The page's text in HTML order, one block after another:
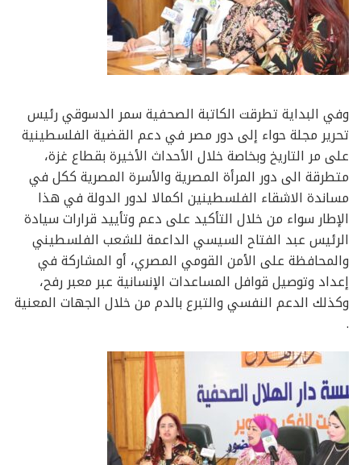
وفي البداية تطرقت الكاتبة الصحفية سمر الدسوقي رئيس
تحرير مجلة حواء إلى دور مصر في دعم القضية الفلسطينية
على مر التاريخ وبخاصة خلال الأحداث الأخيرة بقطاع غزة،
متطرقة الى دور المرأة المصرية والأسرة المصرية ككل في
مساندة الاشقاء الفلسطينين اكمالا لدور الدولة في هذا
الإطار سواء من خلال التأكيد على دعم وتأييد قرارات سيادة
الرئيس عبد الفتاح السيسي الداعمة للشعب الفلسطيني
والمحافظة على الأمن القومي المصري، أو المشاركة في
إعداد وتوصيل قوافل المساعدات الإنسانية عبر معبر رفح،
وكذلك الدعم النفسي والتبرع بالدم من خلال الجهات المعنية
.